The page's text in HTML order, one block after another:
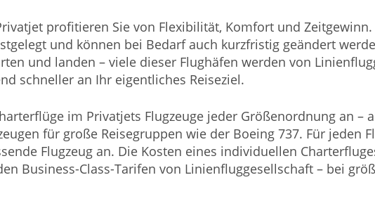
profitieren Sie von Flexibilität, Komfort und
und können bei Bedarf auch kurzfristig geändert
und landen – viele dieser Flughäfen werden von
schneller an Ihr eigentliches Reiseziel.
im Privatjets Flugzeuge jeder Größenordnung an –
für große Reisegruppen wie der Boeing 737. Für
Flugzeug an. Die Kosten eines individuellen
Business-Class-Tarifen von Linienfluggesellschaft – bei